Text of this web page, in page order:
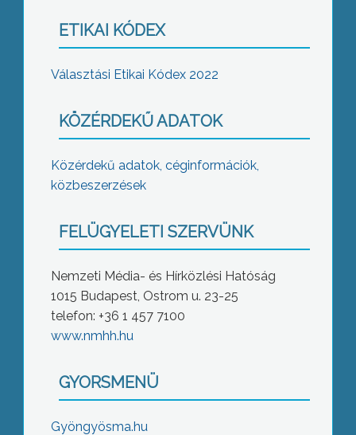
ETIKAI KÓDEX
Választási Etikai Kódex 2022
KÖZÉRDEKŰ ADATOK
Közérdekű adatok, céginformációk,
közbeszerzések
FELÜGYELETI SZERVÜNK
Nemzeti Média- és Hírközlési Hatóság
1015 Budapest, Ostrom u. 23-25
telefon: +36 1 457 7100
www.nmhh.hu
GYORSMENÜ
Gyöngyösma.hu